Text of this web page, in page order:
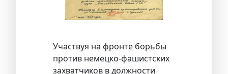
Участвуя на фронте борьбы
против немецко-фашистских
захватчиков в должности